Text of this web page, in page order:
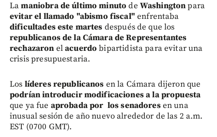
Lamaniobra de último minuto de Washingtonpara
evitar el llamado "abismo fiscal" enfrentaba
dificultades este martes después de que los
republicanos de la Cámara de Representantes
rechazaron elacuerdobipartidista para evitar una
crisis presupuestaria.
Los líderes republicanos en la Cámara dijeron que
podrían introducir modificaciones a la propuesta
que ya fue aprobada por los senadoresen una
inusual sesión de año nuevo alrededor de las 2 a.m.
EST (0700 GMT).